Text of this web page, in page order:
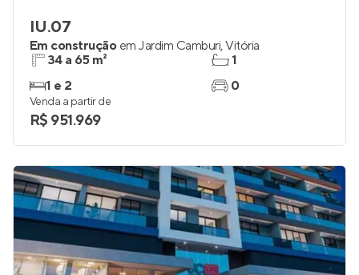
IU.07
Em construção em Jardim Camburi,Vitória
34 a 65 m²
1 e 2
1
0
Venda a partir de
R$ 951.969